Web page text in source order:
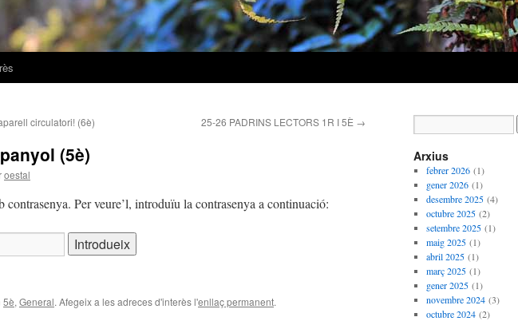
circulatori! (6è) 25-26 PADRINS LECTORS 1R I 5È →
(5è)
oestal
Per veure’l, introduïu la contrasenya a continuació:
5è, General. Afegeix a les adreces d'interès l'enllaç permanent.
Arxius
febrer 2026(1)
gener 2026(1)
desembre 2025(4)
octubre 2025(2)
setembre 2025(1)
maig 2025(1)
abril 2025(1)
març 2025(1)
gener 2025(1)
novembre 2024(3)
octubre 2024(2)